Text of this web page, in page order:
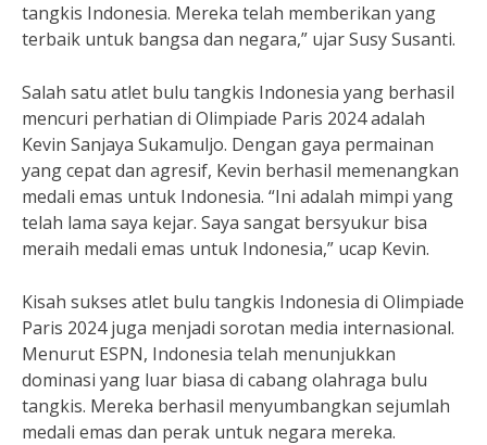
tangkis Indonesia. Mereka telah memberikan yang
terbaik untuk bangsa dan negara,” ujar Susy Susanti.
Salah satu atlet bulu tangkis Indonesia yang berhasil
mencuri perhatian di Olimpiade Paris 2024 adalah
Kevin Sanjaya Sukamuljo. Dengan gaya permainan
yang cepat dan agresif, Kevin berhasil memenangkan
medali emas untuk Indonesia. “Ini adalah mimpi yang
telah lama saya kejar. Saya sangat bersyukur bisa
meraih medali emas untuk Indonesia,” ucap Kevin.
Kisah sukses atlet bulu tangkis Indonesia di Olimpiade
Paris 2024 juga menjadi sorotan media internasional.
Menurut ESPN, Indonesia telah menunjukkan
dominasi yang luar biasa di cabang olahraga bulu
tangkis. Mereka berhasil menyumbangkan sejumlah
medali emas dan perak untuk negara mereka.